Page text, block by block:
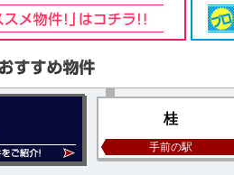
桂
手前の駅